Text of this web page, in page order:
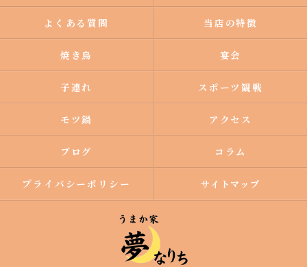
よくある質問 当店の特徴
焼き鳥 宴会
子連れ スポーツ観戦
モツ鍋 アクセス
ブログ コラム
プライバシーポリシー サイトマップ